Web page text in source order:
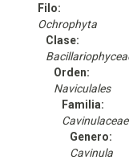
Filo:
Ochrophyta
Clase:
Orden:
Naviculales
Familia:
Cavinulaceae
Genero:
Cavinula